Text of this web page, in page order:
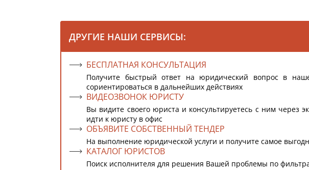
ДРУГИЕ НАШИ СЕРВИСЫ:
БЕСПЛАТНАЯ КОНСУЛЬТАЦИЯ
Получите быстрый ответ на юридический вопрос в
сориентироваться в дальнейших действиях
ВИДЕОЗВОНОК ЮРИСТУ
Вы видите своего юриста и консультируетесь с ним через
идти к юристу в офис
ОБЪЯВИТЕ СОБСТВЕННЫЙ ТЕНДЕР
На выполнение юридической услуги и получите самое
КАТАЛОГ ЮРИСТОВ
Поиск исполнителя для решения Вашей проблемы по